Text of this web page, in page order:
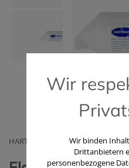
HARTMANN PAUL GMBH
Wir
Wir binden
Drittanbietern
personenbezogene